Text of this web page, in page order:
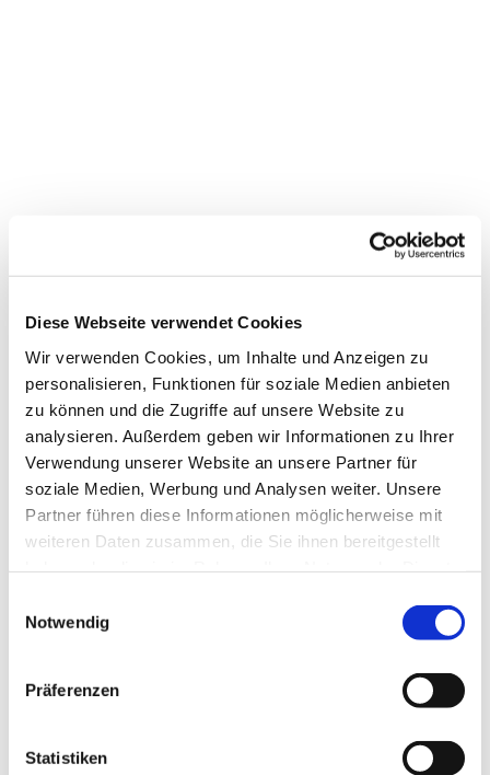
Diese Webseite verwendet Cookies
Wir verwenden Cookies, um Inhalte und Anzeigen zu
personalisieren, Funktionen für soziale Medien anbieten
zu können und die Zugriffe auf unsere Website zu
analysieren. Außerdem geben wir Informationen zu Ihrer
Verwendung unserer Website an unsere Partner für
soziale Medien, Werbung und Analysen weiter. Unsere
Partner führen diese Informationen möglicherweise mit
weiteren Daten zusammen, die Sie ihnen bereitgestellt
Notwendig
Präferenzen
Statistiken
interessieren